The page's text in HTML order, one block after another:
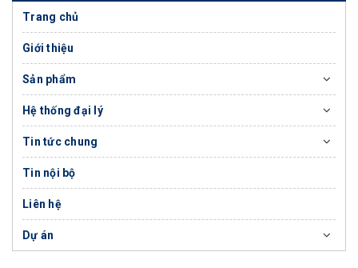
Trang chủ
Giới thiệu
Sản phẩm
Hệ thống đại lý
Tin tức chung
Tin nội bộ
Liên hệ
Dự án